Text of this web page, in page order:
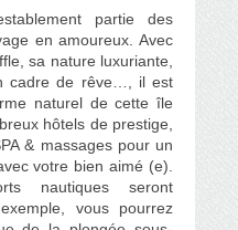
partie des
en amoureux. Avec
sa nature luxuriante,
cadre de rêve…, il est
naturel de cette île
hôtels de prestige,
& massages pour un
votre bien aimé (e).
nautiques seront
vous pourrez